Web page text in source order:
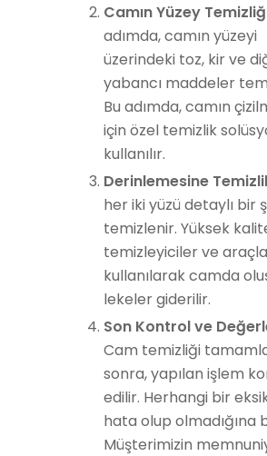
Camın Yüzey
adımda, camın yüzeyi
üzerindeki toz, kir ve
yabancı maddeler
Bu adımda, camın
için özel temizlik
kullanılır.
Derinlemesine
her iki yüzü detaylı bir
temizlenir. Yüksek
temizleyiciler ve
kullanılarak camda
lekeler giderilir.
Son Kontrol ve
Cam temizliği
sonra, yapılan işlem
edilir. Herhangi bir
hata olup olmadığına
Müşterimizin